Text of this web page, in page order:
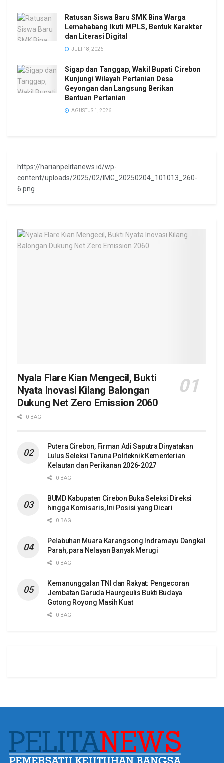
Ratusan Siswa Baru SMK Bina Warga
Lemahabang Ikuti MPLS, Bentuk Karakter
dan Literasi Digital
JULI 18, 2026
Sigap dan Tanggap, Wakil Bupati Cirebon
Kunjungi Wilayah Pertanian Desa
Geyongan dan Langsung Berikan
Bantuan Pertanian
AGUSTUS 1, 2026
https://harianpelitanews.id/wp-
content/uploads/2025/02/IMG_20250204_101013_260-
6.png
Nyala Flare Kian Mengecil, Bukti
Nyata Inovasi Kilang Balongan
Dukung Net Zero Emission 2060
0 BAGI
Putera Cirebon, Firman Adi Saputra Dinyatakan
Lulus Seleksi Taruna Politeknik Kementerian
Kelautan dan Perikanan 2026-2027
0 BAGI
BUMD Kabupaten Cirebon Buka Seleksi Direksi
hingga Komisaris, Ini Posisi yang Dicari
0 BAGI
Pelabuhan Muara Karangsong Indramayu Dangkal
Parah, para Nelayan Banyak Merugi
0 BAGI
Kemanunggalan TNI dan Rakyat: Pengecoran
Jembatan Garuda Haurgeulis Bukti Budaya
Gotong Royong Masih Kuat
0 BAGI